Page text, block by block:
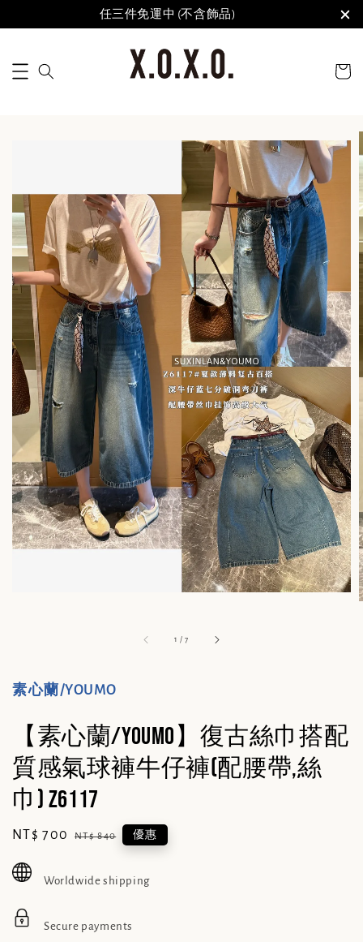
任三件免運中 (不含飾品)
1 /7
素心蘭/YOUMO
【素心蘭/YOUMO】復古絲巾搭配
質感氣球褲牛仔褲(配腰帶,絲
巾) Z6117
Sale
NT$ 700 Regular
NT$ 840 優惠
Worldwide shipping
Secure payments